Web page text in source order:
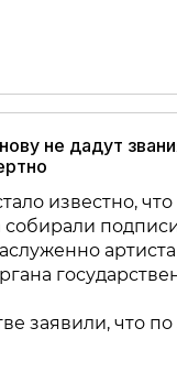
не дадут
известно,
заявили, что